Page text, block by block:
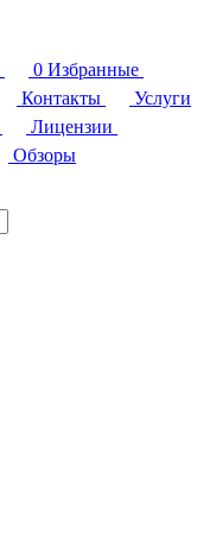
0 Избранные
Контакты
Услуги
Лицензии
Обзоры